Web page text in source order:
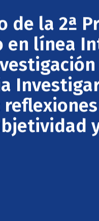
de la 2ª
en línea